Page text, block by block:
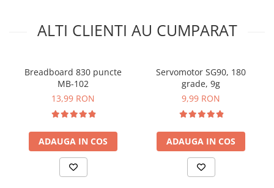
ALTI CLIENTI AU CUMPARAT
Breadboard 830 puncte
MB-102
13,99 RON
ADAUGA IN COS
Servomotor SG90, 180
grade, 9g
9,99 RON
ADAUGA IN COS